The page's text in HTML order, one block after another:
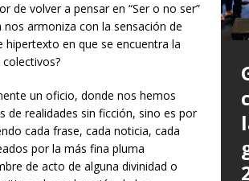
de volver a pensar en “Ser o no ser”
armoniza con la sensación de
hipertexto en que se encuentra la
un oficio, donde nos hemos
realidades sin ficción, sino es por
cada frase, cada noticia, cada
por la más fina pluma
de acto de alguna divinidad o